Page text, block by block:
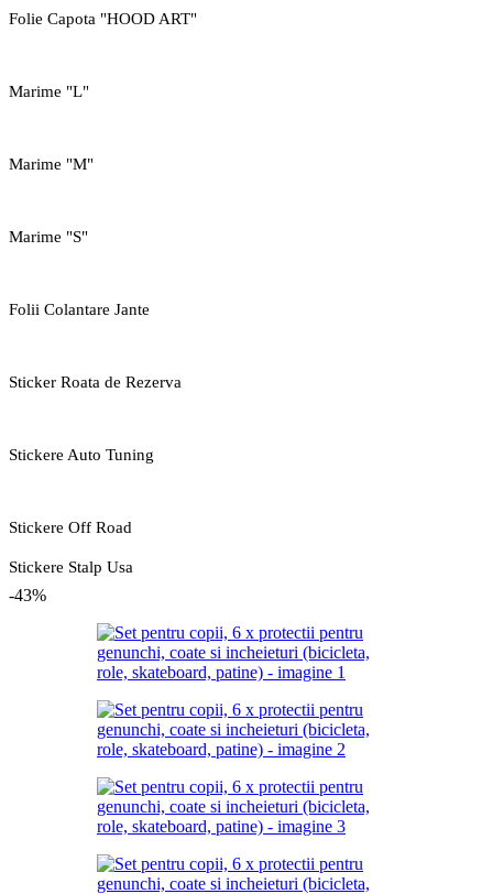
Folie Capota "HOOD ART"
Marime "L"
Marime "M"
Marime "S"
Folii Colantare Jante
Sticker Roata de Rezerva
Stickere Auto Tuning
Stickere Off Road
Stickere Stalp Usa
-43%